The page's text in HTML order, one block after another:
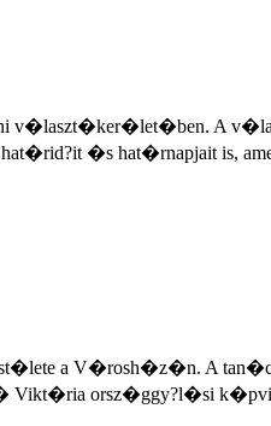
v�laszt�ker�let�ben. A
�s hat�rnapjait is,
a V�rosh�z�n. A
Vikt�ria orsz�ggy?l�si